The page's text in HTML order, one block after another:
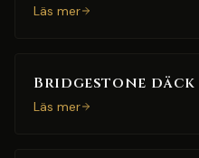
Läs mer
Bridgestone däck
Läs mer